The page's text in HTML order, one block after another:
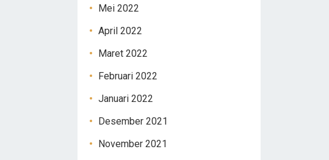
Mei 2022
April 2022
Maret 2022
Februari 2022
Januari 2022
Desember 2021
November 2021